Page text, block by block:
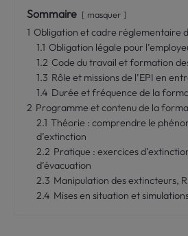
Sommaire masquer
1 Obligation et cadre réglementaire
1.1 Obligation légale pour
1.2 Code du travail et formation
1.3 Rôle et missions de l’EPI en
1.4 Durée et fréquence de la
2 Programme et contenu de la
2.1 Théorie : comprendre le
d’extinction
2.2 Pratique : exercices
d’évacuation
2.3 Manipulation des extincteurs,
2.4 Mises en situation et